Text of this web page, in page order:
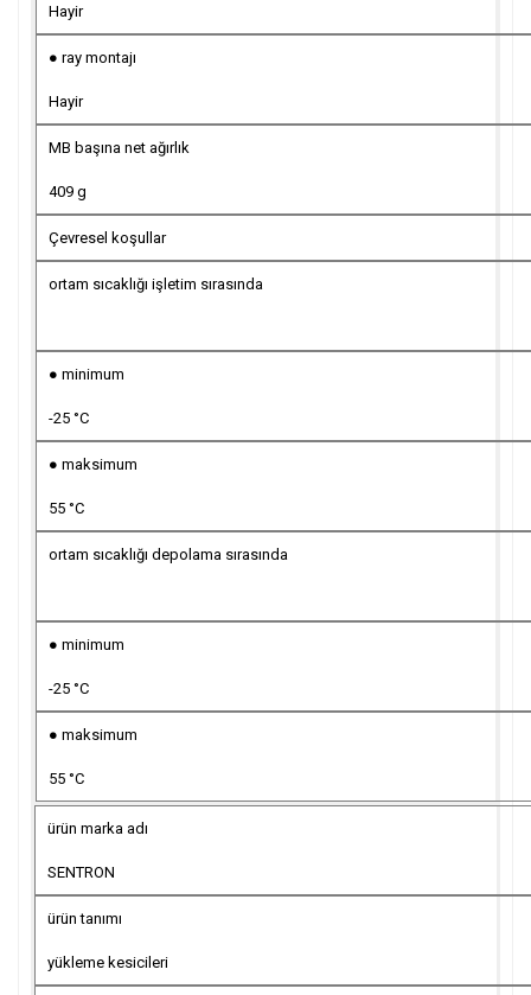
Hayir
● ray montajı
Hayir
MB başına net ağırlık
409 g
Çevresel koşullar
ortam sıcaklığı işletim sırasında
● minimum
-25 °C
● maksimum
55 °C
ortam sıcaklığı depolama sırasında
● minimum
-25 °C
● maksimum
55 °C
ürün marka adı
SENTRON
ürün tanımı
yükleme kesicileri